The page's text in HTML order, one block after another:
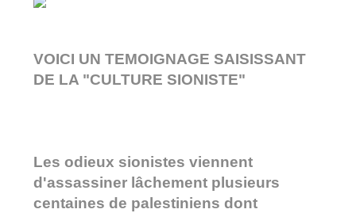
VOICI UN TEMOIGNAGE SAISISSANT
DE LA "CULTURE SIONISTE"
Les odieux sionistes viennent
d'assassiner lâchement plusieurs
centaines de palestiniens dont